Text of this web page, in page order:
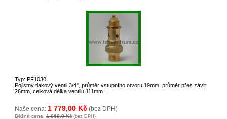
Typ: PF1030
Pojistný tlakový ventil 3/4", průměr vstupního otvoru 19mm, průměr přes závit
26mm, celková délka ventilu 111mm...
Naše cena: 1 779,00 Kč (bez DPH)
Běžná cena: 1 868,0 Kč (bez DPH)